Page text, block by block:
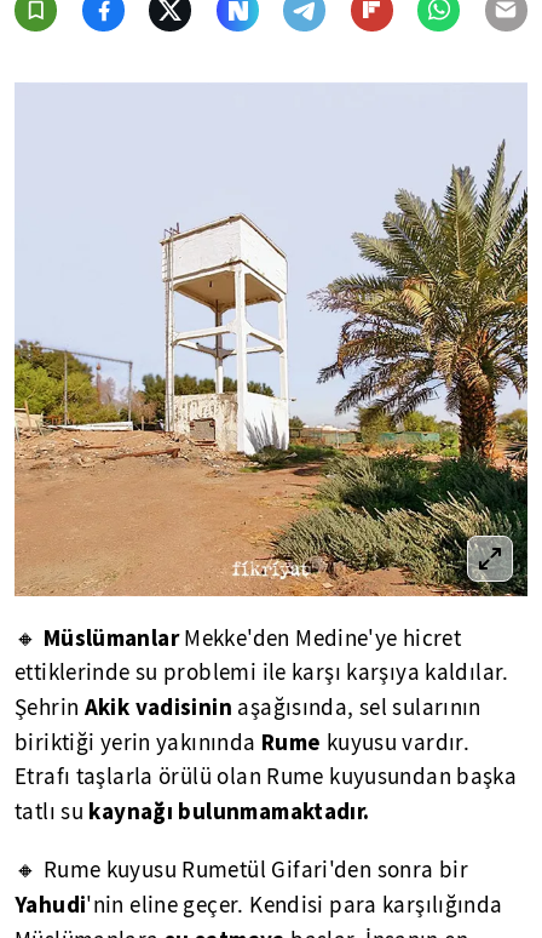
🔸 MüslümanlarMekke'den Medine'ye hicret
ettiklerinde su problemi ile karşı karşıya kaldılar.
Şehrin Akik vadisinin aşağısında, sel sularının
biriktiği yerin yakınında Rume kuyusu vardır.
Etrafı taşlarla örülü olan Rume kuyusundan başka
tatlı su kaynağı bulunmamaktadır.
🔸 Rume kuyusu Rumetül Gifari'den sonra bir
Yahudi'nin eline geçer. Kendisi para karşılığında